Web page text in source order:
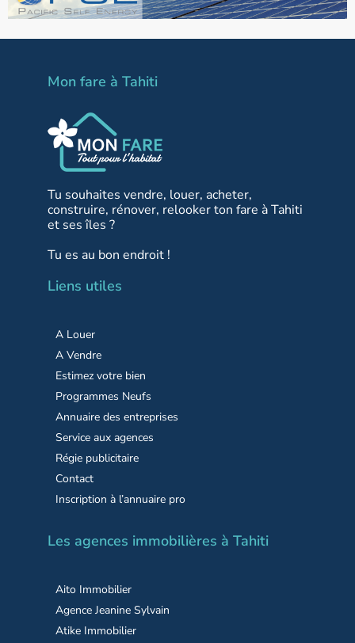
Mon fare à Tahiti
Tu souhaites vendre, louer, acheter,
construire, rénover, relooker ton fare à Tahiti
et ses îles ?
Tu es au bon endroit !
Liens utiles
A Louer
A Vendre
Estimez votre bien
Programmes Neufs
Annuaire des entreprises
Service aux agences
Régie publicitaire
Contact
Inscription à l’annuaire pro
Les agences immobilières à Tahiti
Aito Immobilier
Agence Jeanine Sylvain
Atike Immobilier